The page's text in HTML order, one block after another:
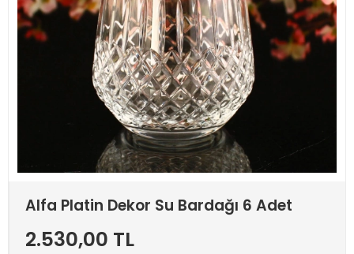
Alfa Platin Dekor Su Bardağı 6 Adet
2.530,00 TL